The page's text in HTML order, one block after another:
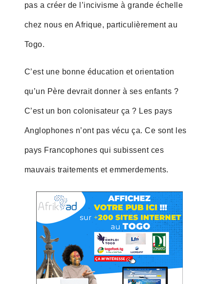
pas a créer de l’incivisme à grande échelle
chez nous en Afrique, particulièrement au
Togo.
C’est une bonne éducation et orientation
qu’un Père devrait donner à ses enfants ?
C’est un bon colonisateur ça ? Les pays
Anglophones n’ont pas vécu ça. Ce sont les
pays Francophones qui subissent ces
mauvais traitements et emmerdements.